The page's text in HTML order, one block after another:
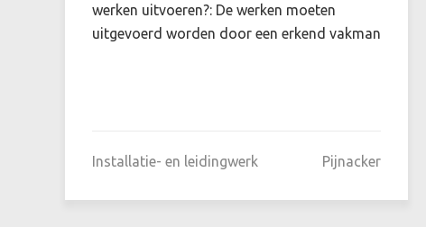
werken uitvoeren?: De werken moeten
uitgevoerd worden door een erkend vakman
Installatie- en leidingwerk Pijnacker